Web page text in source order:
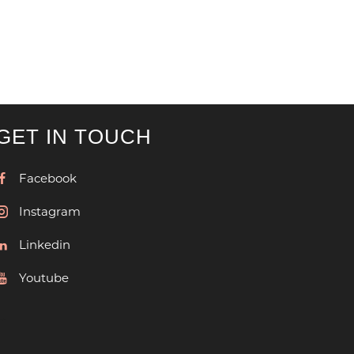
IN TOUCH
Facebook
Instagram
Linkedin
Youtube